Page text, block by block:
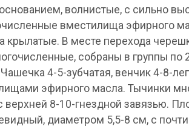
волнистые, с сильно
вместилища эфирного
В месте перехода
собраны в группы
4-5-зубчатая, венчик 4-8-
эфирного масла. Тычинки
8-10-гнездной завязью.
диаметром 5,5-8 см, с